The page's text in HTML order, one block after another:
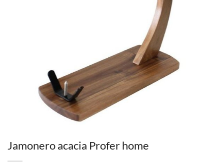
Jamonero acacia Profer home